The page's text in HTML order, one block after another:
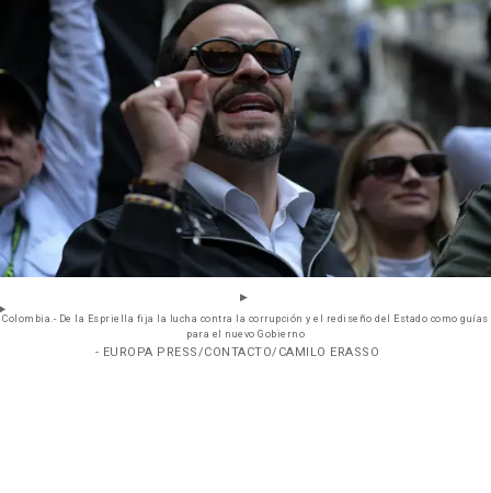
Colombia.- De la Espriella fija la lucha contra la corrupción y el rediseño del Estado como guías
para el nuevo Gobierno
- EUROPA PRESS/CONTACTO/CAMILO ERASSO